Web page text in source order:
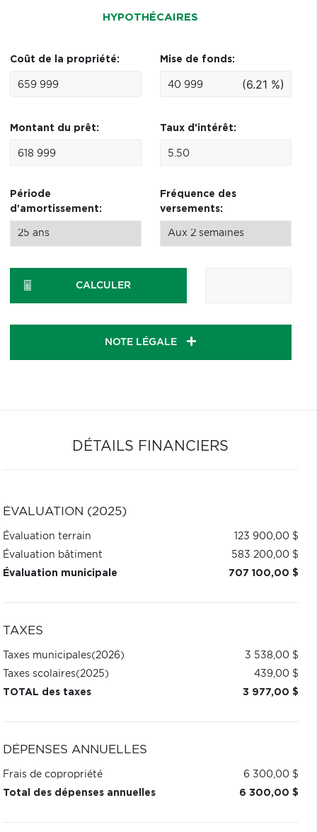
HYPOTHÉCAIRES
Coût de la propriété: Mise de fonds:
(6.21 %)
Montant du prêt: Taux d'intérêt:
Période
d'amortissement:
Fréquence des
versements:
CALCULER
NOTE LÉGALE
DÉTAILS FINANCIERS
ÉVALUATION (2025)
Évaluation terrain
123 900,00 $
Évaluation bâtiment
583 200,00 $
Évaluation municipale
707 100,00 $
TAXES
Taxes municipales(2026)
3 538,00 $
Taxes scolaires(2025)
439,00 $
TOTAL des taxes
3 977,00 $
DÉPENSES ANNUELLES
Frais de copropriété
6 300,00 $
Total des dépenses annuelles
6 300,00 $